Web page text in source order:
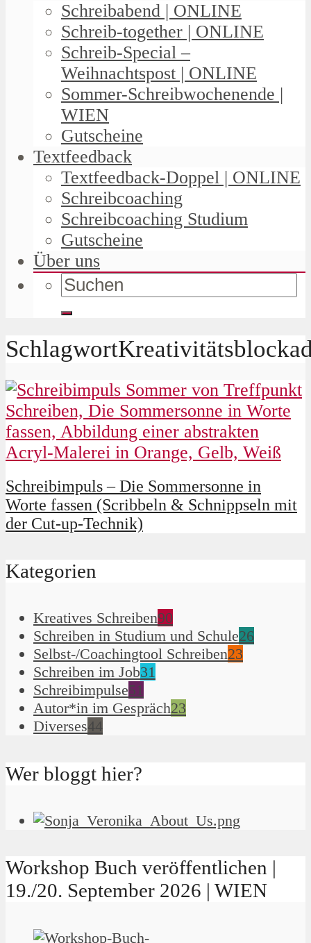
Schreibabend | ONLINE
Schreib-together | ONLINE
Schreib-Special –
Weihnachtspost | ONLINE
Sommer-Schreibwochenende |
WIEN
Gutscheine
Textfeedback
Textfeedback-Doppel | ONLINE
Schreibcoaching
Schreibcoaching Studium
Gutscheine
Über uns
Schreibimpuls – Die Sommersonne in
Worte fassen (Scribbeln & Schnippseln mit
der Cut-up-Technik)
Kategorien
Kreatives Schreiben90
Schreiben in Studium und Schule26
Selbst-/Coachingtool Schreiben23
Schreiben im Job31
Schreibimpulse51
Autor*in im Gespräch23
Diverses44
Wer bloggt hier?
Workshop Buch veröffentlichen |
19./20. September 2026 | WIEN